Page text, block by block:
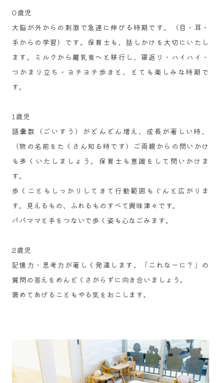
0歳児
大脳が外からの刺激で急速に伸びる時期です。（目・耳・
手からの学習）です。保育士も、話しかけを大切にいたし
ます。ミルクから離乳食へと移行し、寝返り・ハイハイ・
つかまり立ち・ヨチヨチ歩きと、とても楽しみな時期で
す。
1歳児
語彙数（ごいすう）がどんどん増え、成長が著しい時、
（物の名前をたくさん知る時です）ご両親からの問いかけ
も多くいたしましょう。保育士も意識をして問いかけま
す。
歩くこともしっかりしてきて行動範囲もぐんと広がりま
す。見えるもの、ふれるものすべて興味津々です。
パパママと手をつないで歩く姿も心なごみます。
2歳児
記憶力・思考力が著しく発達します。「これなーに？」の
質問の答えをめんどくさがらずに向き合いましょう。
​褒めてあげることもやる気をおこします。